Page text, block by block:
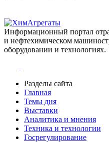
Информационный портал
и нефтехимическом
оборудовании и технологиях.
Разделы сайта
Главная
Темы дня
Выставки
Аналитика и мнения
Техника и технологии
Госрегулирование